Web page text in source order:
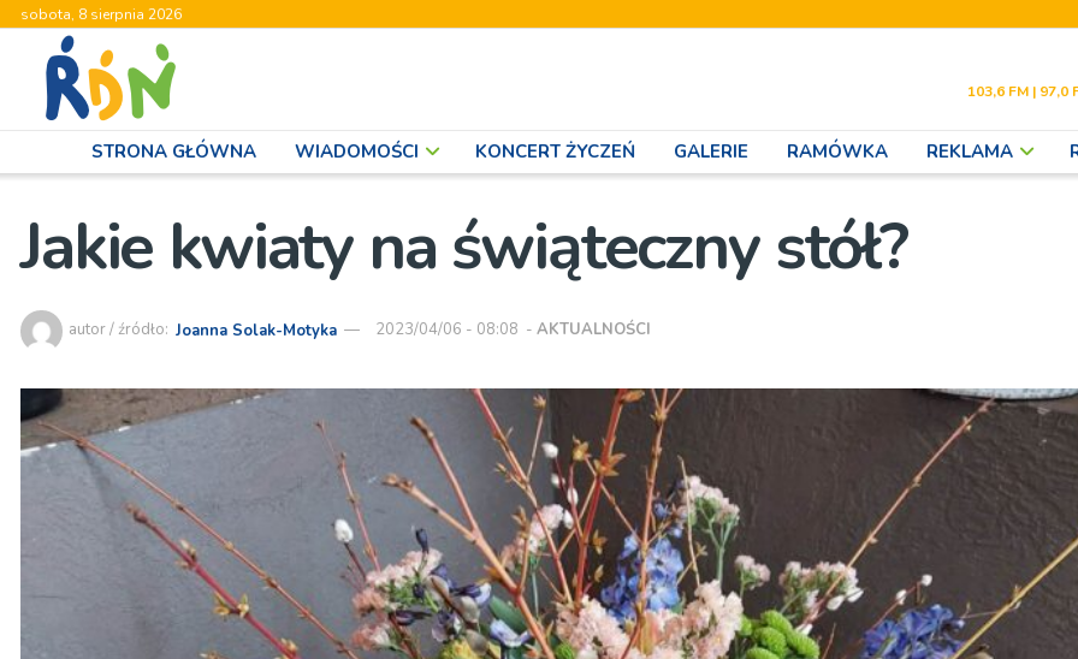
sobota, 8 sierpnia 2026
103,6 FM | 97,0
STRONA GŁÓWNA WIADOMOŚCI KONCERT ŻYCZEŃ GALERIE RAMÓWKA REKLAMA
Jakie kwiaty na świąteczny stół?
autor / źródło: Joanna Solak-Motyka 2023/04/06 - 08:08 - AKTUALNOŚCI